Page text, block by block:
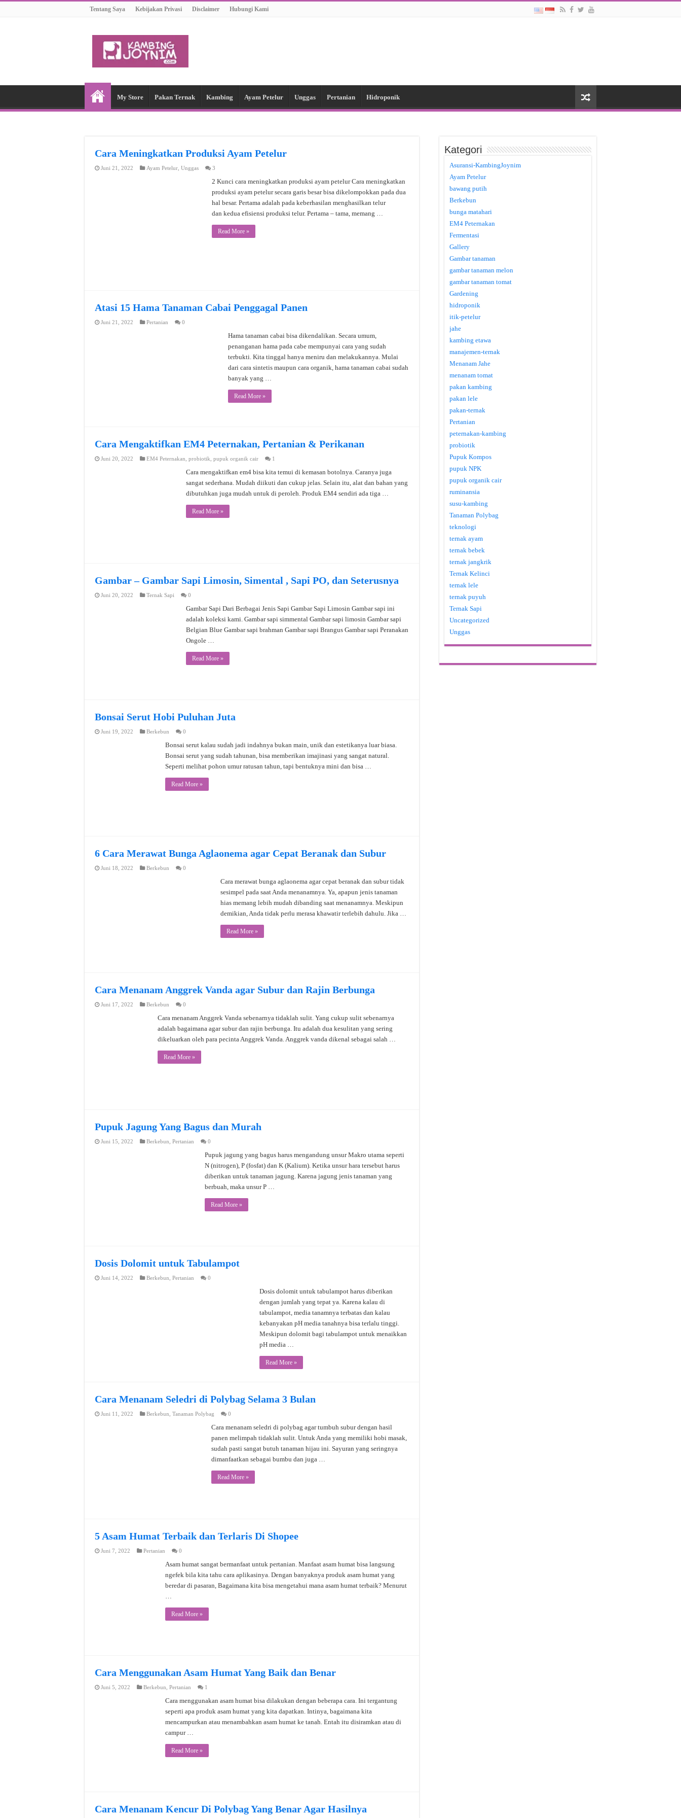
Tentang Saya Kebijakan Privasi Disclaimer Hubungi Kami
My Store Pakan Ternak Kambing Ayam Petelur Unggas Pertanian Hidroponik
Cara Meningkatkan Produksi Ayam Petelur
Juni 21, 2022 Ayam Petelur Unggas 3
2 Kunci cara meningkatkan produksi ayam petelur Cara meningkatkan
produksi ayam petelur secara garis besar bisa dikelompokkan pada dua
hal besar. Pertama adalah pada keberhasilan menghasilkan telur
dan kedua efisiensi produksi telur. Pertama – tama, memang …
Read More »
Atasi 15 Hama Tanaman Cabai Penggagal Panen
Juni 21, 2022 Pertanian 0
Hama tanaman cabai bisa dikendalikan. Secara umum,
penanganan hama pada cabe mempunyai cara yang sudah
terbukti. Kita tinggal hanya meniru dan melakukannya. Mulai
dari cara sintetis maupun cara organik, hama tanaman cabai sudah
banyak yang …
Read More »
Cara Mengaktifkan EM4 Peternakan, Pertanian & Perikanan
Juni 20, 2022 EM4 Peternakan probiotik pupuk organik cair 1
Cara mengaktifkan em4 bisa kita temui di kemasan botolnya. Caranya juga
sangat sederhana. Mudah diikuti dan cukup jelas. Selain itu, alat dan bahan yang
dibutuhkan juga mudah untuk di peroleh. Produk EM4 sendiri ada tiga …
Read More »
Gambar – Gambar Sapi Limosin, Simental , Sapi PO, dan Seterusnya
Juni 20, 2022 Ternak Sapi 0
Gambar Sapi Dari Berbagai Jenis Sapi Gambar Sapi Limosin Gambar sapi ini
adalah koleksi kami. Gambar sapi simmental Gambar sapi limosin Gambar sapi
Belgian Blue Gambar sapi brahman Gambar sapi Brangus Gambar sapi Peranakan
Ongole …
Read More »
Bonsai Serut Hobi Puluhan Juta
Juni 19, 2022 Berkebun 0
Bonsai serut kalau sudah jadi indahnya bukan main, unik dan estetikanya luar biasa.
Bonsai serut yang sudah tahunan, bisa memberikan imajinasi yang sangat natural.
Seperti melihat pohon umur ratusan tahun, tapi bentuknya mini dan bisa …
Read More »
6 Cara Merawat Bunga Aglaonema agar Cepat Beranak dan Subur
Juni 18, 2022 Berkebun 0
Cara merawat bunga aglaonema agar cepat beranak dan subur tidak
sesimpel pada saat Anda menanamnya. Ya, apapun jenis tanaman
hias memang lebih mudah dibanding saat menanamnya. Meskipun
demikian, Anda tidak perlu merasa khawatir terlebih dahulu. Jika …
Read More »
Cara Menanam Anggrek Vanda agar Subur dan Rajin Berbunga
Juni 17, 2022 Berkebun 0
Cara menanam Anggrek Vanda sebenarnya tidaklah sulit. Yang cukup sulit sebenarnya
adalah bagaimana agar subur dan rajin berbunga. Itu adalah dua kesulitan yang sering
dikeluarkan oleh para pecinta Anggrek Vanda. Anggrek vanda dikenal sebagai salah …
Read More »
Pupuk Jagung Yang Bagus dan Murah
Juni 15, 2022 Berkebun Pertanian 0
Pupuk jagung yang bagus harus mengandung unsur Makro utama seperti
N (nitrogen), P (fosfat) dan K (Kalium). Ketika unsur hara tersebut harus
diberikan untuk tanaman jagung. Karena jagung jenis tanaman yang
berbuah, maka unsur P …
Read More »
Dosis Dolomit untuk Tabulampot
Juni 14, 2022 Berkebun Pertanian 0
Dosis dolomit untuk tabulampot harus diberikan
dengan jumlah yang tepat ya. Karena kalau di
tabulampot, media tanamnya terbatas dan kalau
kebanyakan pH media tanahnya bisa terlalu tinggi.
Meskipun dolomit bagi tabulampot untuk menaikkan
pH media …
Read More »
Cara Menanam Seledri di Polybag Selama 3 Bulan
Juni 11, 2022 Berkebun Tanaman Polybag 0
Cara menanam seledri di polybag agar tumbuh subur dengan hasil
panen melimpah tidaklah sulit. Untuk Anda yang memiliki hobi masak,
sudah pasti sangat butuh tanaman hijau ini. Sayuran yang seringnya
dimanfaatkan sebagai bumbu dan juga …
Read More »
5 Asam Humat Terbaik dan Terlaris Di Shopee
Juni 7, 2022 Pertanian 0
Asam humat sangat bermanfaat untuk pertanian. Manfaat asam humat bisa langsung
ngefek bila kita tahu cara aplikasinya. Dengan banyaknya produk asam humat yang
beredar di pasaran, Bagaimana kita bisa mengetahui mana asam humat terbaik? Menurut
Read More »
Cara Menggunakan Asam Humat Yang Baik dan Benar
Juni 5, 2022 Berkebun Pertanian 1
Cara menggunakan asam humat bisa dilakukan dengan beberapa cara. Ini tergantung
seperti apa produk asam humat yang kita dapatkan. Intinya, bagaimana kita
mencampurkan atau menambahkan asam humat ke tanah. Entah itu disiramkan atau di
campur …
Read More »
Cara Menanam Kencur Di Polybag Yang Benar Agar Hasilnya
Kategori
Asuransi-KambingJoynim
Ayam Petelur
bawang putih
Berkebun
bunga matahari
EM4 Peternakan
Fermentasi
Gallery
Gambar tanaman
gambar tanaman melon
gambar tanaman tomat
Gardening
hidroponik
itik-petelur
jahe
kambing etawa
manajemen-ternak
Menanam Jahe
menanam tomat
pakan kambing
pakan lele
pakan-ternak
Pertanian
peternakan-kambing
probiotik
Pupuk Kompos
pupuk NPK
pupuk organik cair
ruminansia
susu-kambing
Tanaman Polybag
teknologi
ternak ayam
ternak bebek
ternak jangkrik
Ternak Kelinci
ternak lele
ternak puyuh
Ternak Sapi
Uncategorized
Unggas